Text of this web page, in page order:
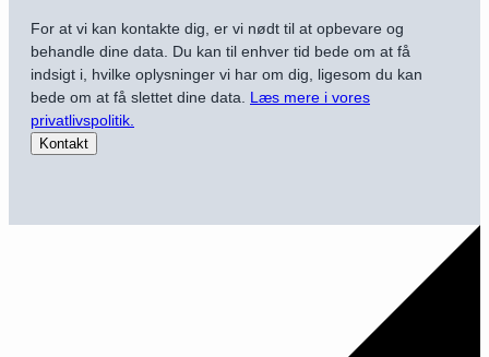
For at vi kan kontakte dig, er vi nødt til at opbevare og
behandle dine data. Du kan til enhver tid bede om at få
indsigt i, hvilke oplysninger vi har om dig, ligesom du kan
bede om at få slettet dine data. Læs mere i vores
privatlivspolitik.
Kontakt